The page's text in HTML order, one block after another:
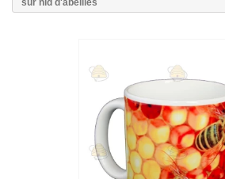
sur nid d'abeilles